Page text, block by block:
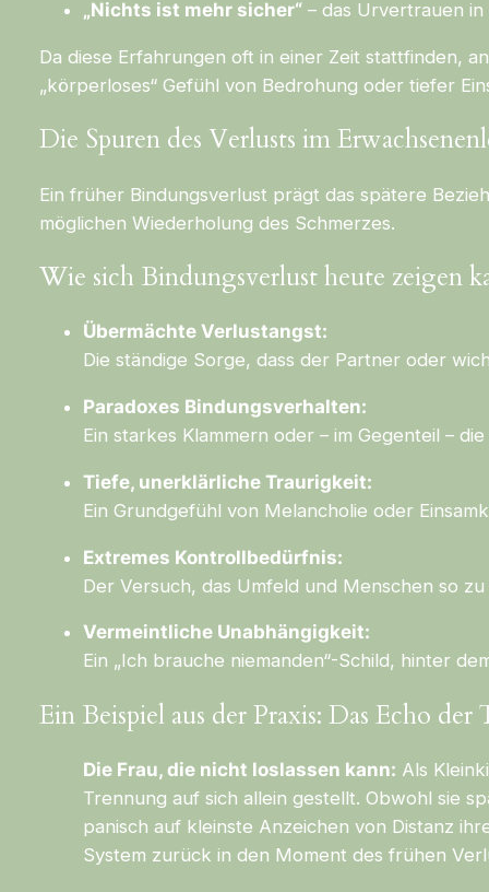
„Nichts ist mehr sicher“– das Urvertrauen in
Da diese Erfahrungen oft in einer Zeit stattfinden,
„körperloses“ Gefühl von Bedrohung oder tiefer
Die Spuren des Verlusts im
Ein früher Bindungsverlust prägt das spätere
möglichen Wiederholung des Schmerzes.
Wie sich Bindungsverlust heute zeigen
Übermächte Verlustangst:
Die ständige Sorge, dass der Partner oder
Paradoxes Bindungsverhalten:
Ein starkes Klammern oder – im Gegenteil –
Tiefe, unerklärliche Traurigkeit:
Ein Grundgefühl von Melancholie oder
Extremes Kontrollbedürfnis:
Der Versuch, das Umfeld und Menschen so
Vermeintliche Unabhängigkeit:
Ein „Ich brauche niemanden“-Schild, hinter
Ein Beispiel aus der Praxis: Das Echo
Die Frau, die nicht loslassen kann: Als
Trennung auf sich allein gestellt. Obwohl sie
panisch auf kleinste Anzeichen von Distanz
System zurück in den Moment des frühen